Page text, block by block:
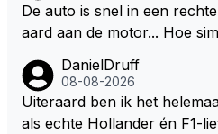
De auto is snel in een
aard aan de motor... Hoe
rstand ontzettend
p opgegeven voor
gebeurd is, zeker met
DanielDruff
08-08-2026
Uiteraard ben ik het
als echte Hollander én F1-